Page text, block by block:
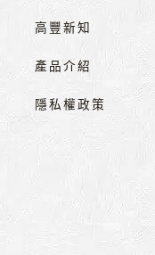
高豐新知
產品介紹
隱私權政策